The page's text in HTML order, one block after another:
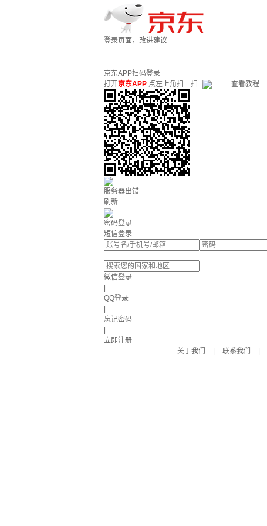
登录页面，改进建议
京东APP扫码登录
打开京东APP 点左上角扫一扫 查看教程
服务器出错
刷新
密码登录
短信登录
微信登录
QQ登录
忘记密码
立即注册
关于我们
联系我们